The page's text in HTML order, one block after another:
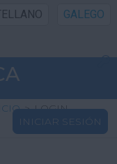
GALEGO
> LOGIN
INICIAR SESIÓN